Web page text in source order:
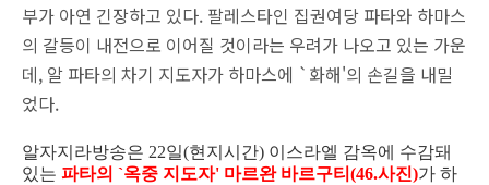
부가 아연 긴장하고 있다. 팔레스타인 집권여당 파타와 하마스
의 갈등이 내전으로 이어질 것이라는 우려가 나오고 있는 가운
데, 알 파타의 차기 지도자가 하마스에 `화해'의 손길을 내밀
었다.
알자지라방송은 22일(현지시간) 이스라엘 감옥에 수감돼
있는 파타의 `옥중 지도자' 마르완 바르구티(46.사진)가 하